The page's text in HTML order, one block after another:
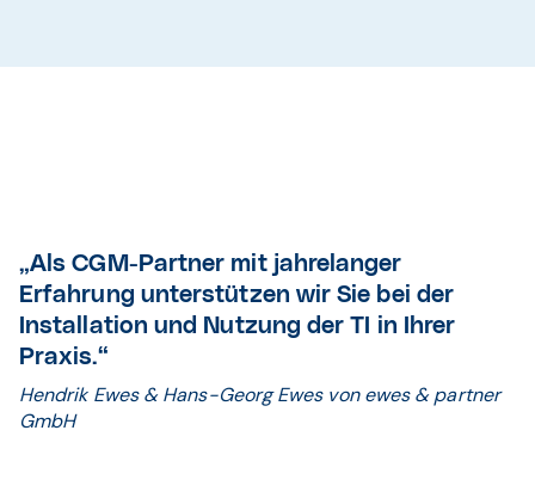
„Als CGM-Partner mit jahrelanger
Erfahrung unterstützen wir Sie bei der
Installation und Nutzung der TI in Ihrer
Praxis.“
Hendrik Ewes & Hans-Georg Ewes von ewes & partner
GmbH